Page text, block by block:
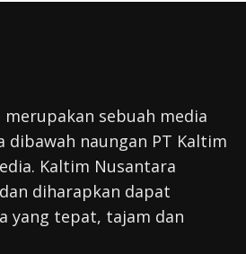
merupakan sebuah media
dibawah naungan PT Kaltim
Kaltim Nusantara
diharapkan dapat
yang tepat, tajam dan